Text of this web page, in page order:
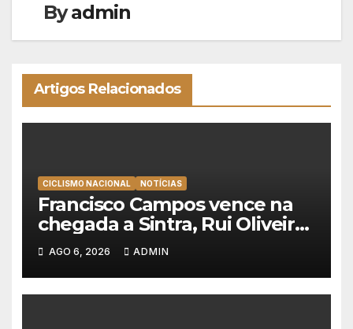
Byadmin
Artigos Relacionados
CICLISMO NACIONAL NOTÍCIAS
Francisco Campos vence na
chegada a Sintra, Rui Oliveira
veste de amarelo na Volta a
Portugal
AGO 6, 2026 ADMIN